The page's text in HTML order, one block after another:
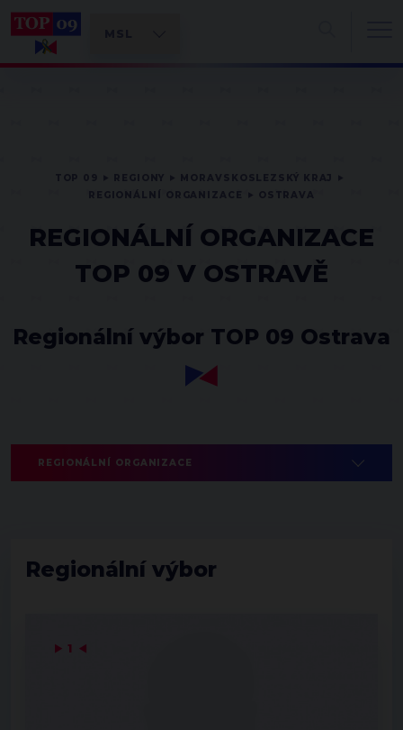
REGIONÁLNÍ ORGANIZACE
TOP 09 V OSTRAVĚ
Regionální výbor TOP 09 Ostrava
REGIONÁLNÍ ORGANIZACE
Regionální výbor
▶ 1 ◀